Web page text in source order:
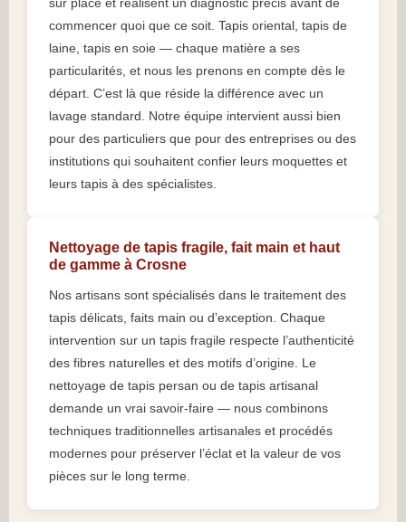
sur place et réalisent un diagnostic précis avant de
commencer quoi que ce soit. Tapis oriental, tapis de
laine, tapis en soie — chaque matière a ses
particularités, et nous les prenons en compte dès le
départ. C’est là que réside la différence avec un
lavage standard. Notre équipe intervient aussi bien
pour des particuliers que pour des entreprises ou des
institutions qui souhaitent confier leurs moquettes et
leurs tapis à des spécialistes.
Nettoyage de tapis fragile, fait main et haut
de gamme à Crosne
Nos artisans sont spécialisés dans le traitement des
tapis délicats, faits main ou d’exception. Chaque
intervention sur un tapis fragile respecte l’authenticité
des fibres naturelles et des motifs d’origine. Le
nettoyage de tapis persan ou de tapis artisanal
demande un vrai savoir-faire — nous combinons
techniques traditionnelles artisanales et procédés
modernes pour préserver l’éclat et la valeur de vos
pièces sur le long terme.